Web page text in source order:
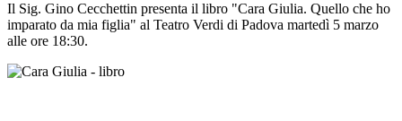
Il Sig. Gino Cecchettin presenta il libro "Cara Giulia. Quello che ho
imparato da mia figlia" al Teatro Verdi di Padova martedì 5 marzo
alle ore 18:30.